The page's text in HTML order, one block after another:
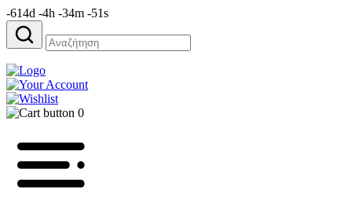
-614d -4h -34m -51s
Αναζήτηση
για:
0